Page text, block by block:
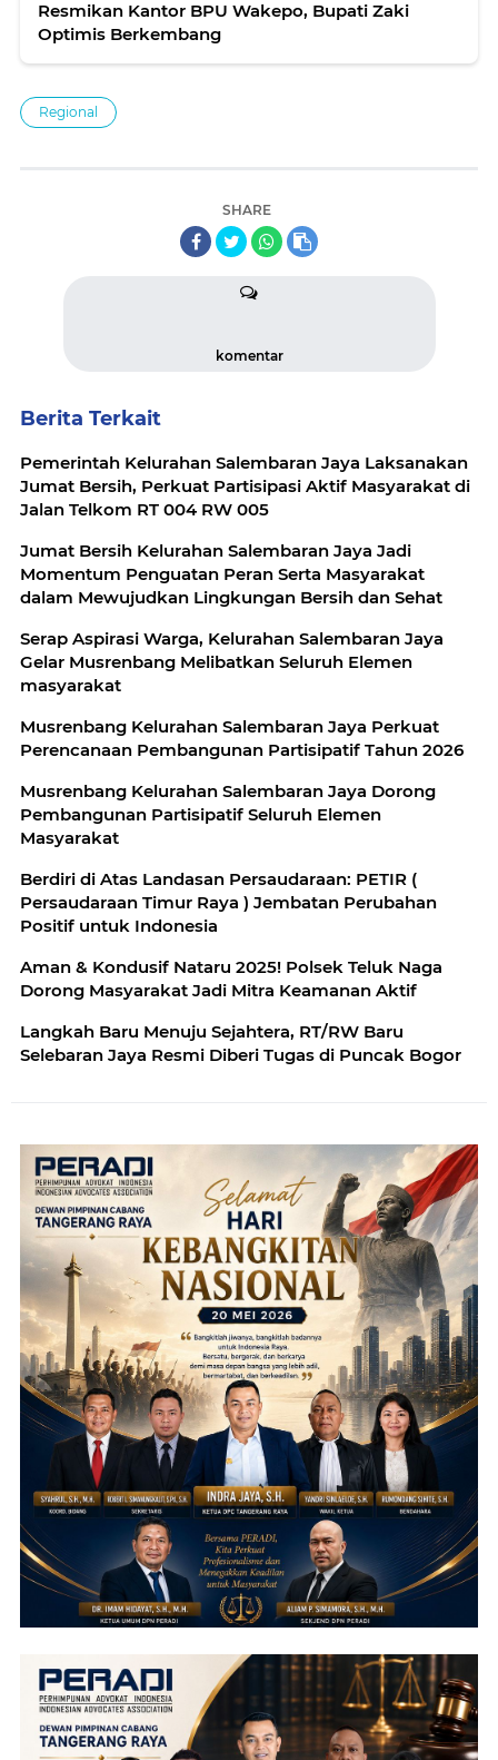
Resmikan Kantor BPU Wakepo, Bupati Zaki
Optimis Berkembang
Regional
SHARE
komentar
Berita Terkait
Pemerintah Kelurahan Salembaran Jaya Laksanakan
Jumat Bersih, Perkuat Partisipasi Aktif Masyarakat di
Jalan Telkom RT 004 RW 005
Jumat Bersih Kelurahan Salembaran Jaya Jadi
Momentum Penguatan Peran Serta Masyarakat
dalam Mewujudkan Lingkungan Bersih dan Sehat
Serap Aspirasi Warga, Kelurahan Salembaran Jaya
Gelar Musrenbang Melibatkan Seluruh Elemen
masyarakat
Musrenbang Kelurahan Salembaran Jaya Perkuat
Perencanaan Pembangunan Partisipatif Tahun 2026
Musrenbang Kelurahan Salembaran Jaya Dorong
Pembangunan Partisipatif Seluruh Elemen
Masyarakat
Berdiri di Atas Landasan Persaudaraan: PETIR (
Persaudaraan Timur Raya ) Jembatan Perubahan
Positif untuk Indonesia
Aman & Kondusif Nataru 2025! Polsek Teluk Naga
Dorong Masyarakat Jadi Mitra Keamanan Aktif
Langkah Baru Menuju Sejahtera, RT/RW Baru
Selebaran Jaya Resmi Diberi Tugas di Puncak Bogor